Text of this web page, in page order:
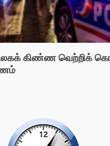
உலகக் கிண்ண வெற்றிக்